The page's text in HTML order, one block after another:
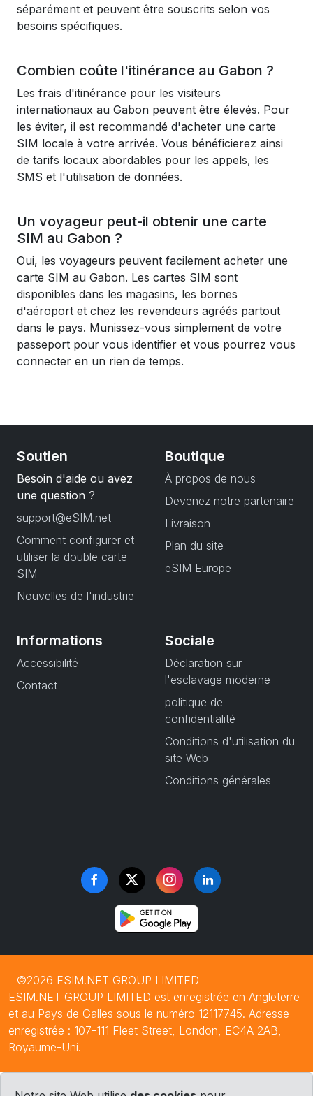
séparément et peuvent être souscrits selon vos
besoins spécifiques.
Combien coûte l'itinérance au Gabon ?
Les frais d'itinérance pour les visiteurs
internationaux au Gabon peuvent être élevés. Pour
les éviter, il est recommandé d'acheter une carte
SIM locale à votre arrivée. Vous bénéficierez ainsi
de tarifs locaux abordables pour les appels, les
SMS et l'utilisation de données.
Un voyageur peut-il obtenir une carte
SIM au Gabon ?
Oui, les voyageurs peuvent facilement acheter une
carte SIM au Gabon. Les cartes SIM sont
disponibles dans les magasins, les bornes
d'aéroport et chez les revendeurs agréés partout
dans le pays. Munissez-vous simplement de votre
passeport pour vous identifier et vous pourrez vous
connecter en un rien de temps.
Soutien
Besoin d'aide ou avez
une question ?
support@eSIM.net
Comment configurer et
utiliser la double carte
SIM
Nouvelles de l'industrie
Boutique
À propos de nous
Devenez notre partenaire
Livraison
Plan du site
eSIM Europe
Informations
Accessibilité
Contact
Sociale
Déclaration sur
l'esclavage moderne
politique de
confidentialité
Conditions d'utilisation du
site Web
Conditions générales
©2026 ESIM.NET GROUP LIMITED
ESIM.NET GROUP LIMITED est enregistrée en Angleterre
et au Pays de Galles sous le numéro 12117745. Adresse
enregistrée : 107-111 Fleet Street, London, EC4A 2AB,
Royaume-Uni.